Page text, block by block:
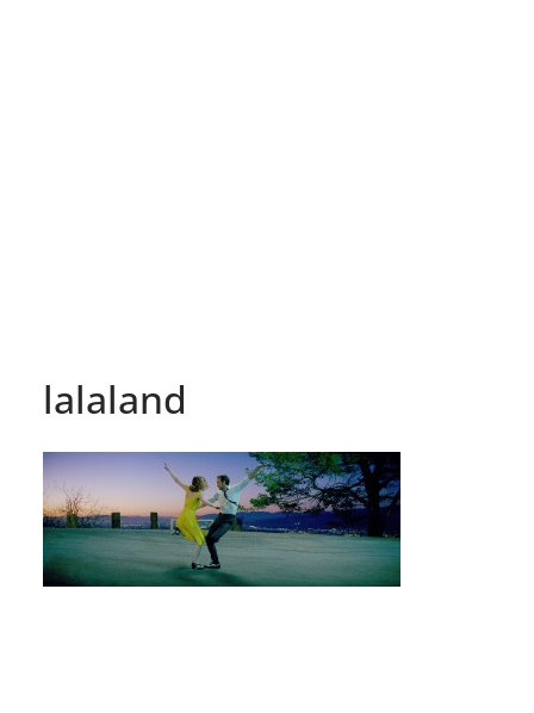
lalaland